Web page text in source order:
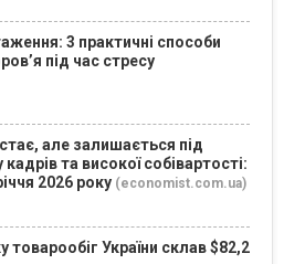
3 практичні способи
під час стресу
але залишається під
та високої собівартості:
2026 року (economist.com.ua)
товарообіг України склав $82,2